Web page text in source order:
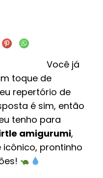
Você já
toque de
repertório de
é sim, então
tenho para
amigurumi,
icônico, prontinho